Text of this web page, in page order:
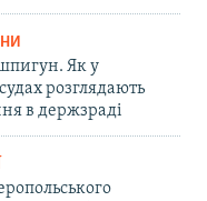
Як у
розглядають
в держзраді